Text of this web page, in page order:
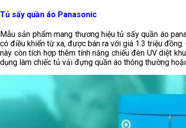
Tủ sấy quần áo Panasonic
Mẫu sản phẩm mang thương hiệu tủ sấy quần áo
có điều khiển từ xa, được bán ra với giá 1.3 triệu
này còn tích hợp thêm tính năng chiếu đèn UV diệt
dụng làm chiếc tủ vải đựng quần áo thông thường